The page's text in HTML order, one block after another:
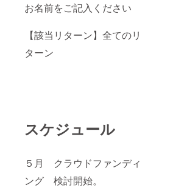
お名前をご記入ください
【該当リターン】全てのリ
ターン
スケジュール
５月 クラウドファンディ
ング 検討開始。